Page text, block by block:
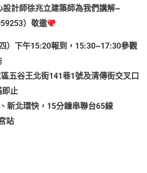
設計師徐兆立建築師為我們講解~
）敬邀
）下午15:20報到，15:30~17:30參觀
五谷王北街141巷1號及清傳街交叉口
即止
新北環快，15分鐘串聯台65線
站